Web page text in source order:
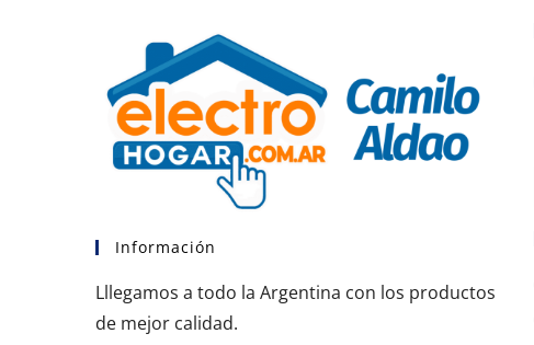
Información
Lllegamos a todo la Argentina con los productos
de mejor calidad.